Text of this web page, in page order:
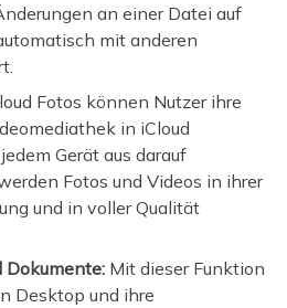
an einer Datei auf
mit anderen
Fotos können Nutzer ihre
in iCloud
Gerät aus darauf
Fotos und Videos in ihrer
und in voller Qualität
Mit dieser Funktion
Desktop und ihre